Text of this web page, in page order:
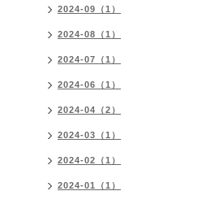
2024-09（1）
2024-08（1）
2024-07（1）
2024-06（1）
2024-04（2）
2024-03（1）
2024-02（1）
2024-01（1）